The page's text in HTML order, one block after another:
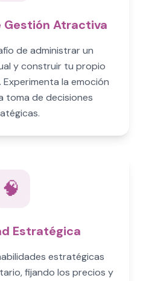
Gestión Atractiva
de administrar un
y construir tu propio
la emoción
toma de decisiones
🧠
Estratégica
estratégicas
fijando los precios y